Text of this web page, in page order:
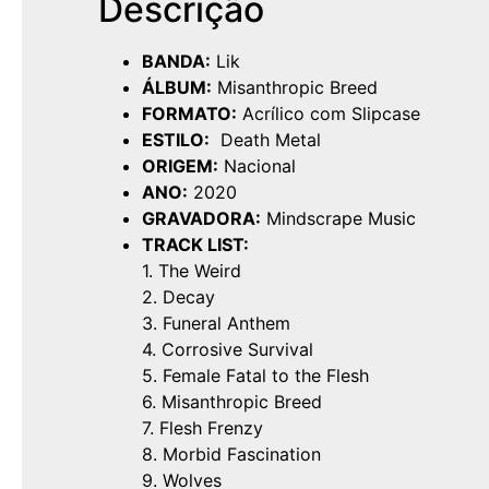
Descrição
BANDA: Lik
ÁLBUM: Misanthropic Breed
FORMATO: Acrílico com Slipcase
ESTILO: Death Metal
ORIGEM: Nacional
ANO: 2020
GRAVADORA: Mindscrape Music
TRACK LIST:
1. The Weird
2. Decay
3. Funeral Anthem
4. Corrosive Survival
5. Female Fatal to the Flesh
6. Misanthropic Breed
7. Flesh Frenzy
8. Morbid Fascination
9. Wolves